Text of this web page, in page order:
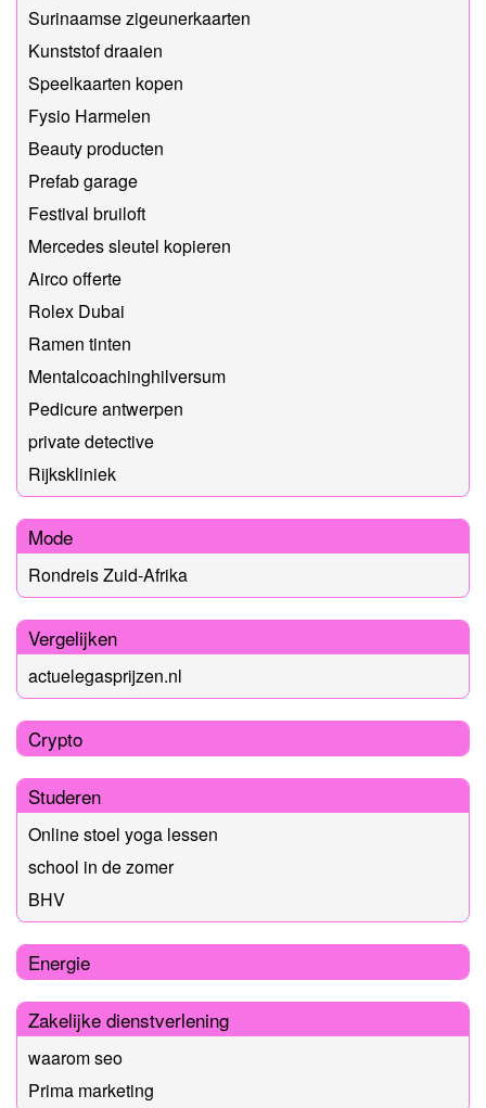
Surinaamse zigeunerkaarten
Kunststof draaien
Speelkaarten kopen
Fysio Harmelen
Beauty producten
Prefab garage
Festival bruiloft
Mercedes sleutel kopieren
Airco offerte
Rolex Dubai
Ramen tinten
Mentalcoachinghilversum
Pedicure antwerpen
private detective
Rijkskliniek
Mode
Rondreis Zuid-Afrika
Vergelijken
actuelegasprijzen.nl
Crypto
Studeren
Online stoel yoga lessen
school in de zomer
BHV
Energie
Zakelijke dienstverlening
waarom seo
Prima marketing